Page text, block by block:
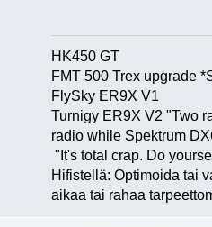
HK450 GT
FMT 500 Trex upgrade
FlySky ER9X V1
Turnigy ER9X V2 "Two
radio while Spektrum
"It's total crap. Do
Hifistellä: Optimoida tai
aikaa tai rahaa